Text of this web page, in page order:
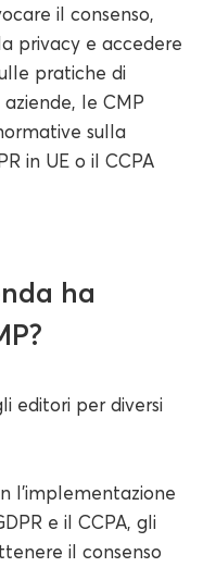
il consenso,
privacy e accedere
pratiche di
le CMP
sulla
in UE o il CCPA
ha
editori per diversi
l'implementazione
e il CCPA, gli
il consenso